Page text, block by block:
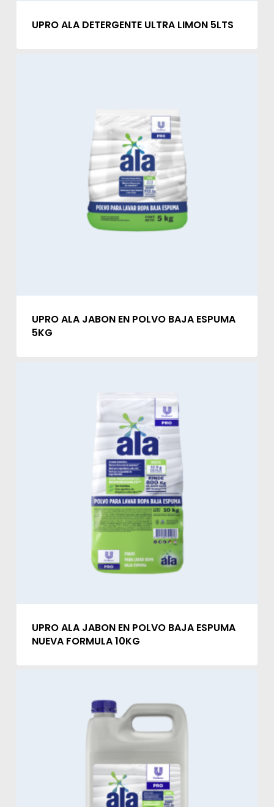
UPRO ALA DETERGENTE ULTRA LIMON 5LTS
UPRO ALA JABON EN POLVO BAJA ESPUMA
5KG
UPRO ALA JABON EN POLVO BAJA ESPUMA
NUEVA FORMULA 10KG